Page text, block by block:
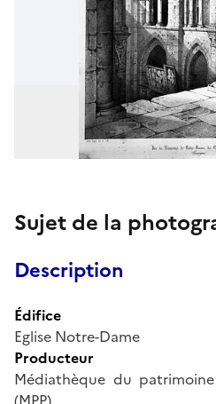
Sujet de la
Description
Édifice
Eglise Notre-Dame
Producteur
Médiathèque du